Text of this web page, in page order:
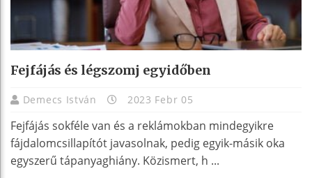
Fejfájás és légszomj egyidőben
Demecs István 2023 Febr 05
Fejfájás sokféle van és a reklámokban mindegyikre
fájdalomcsillapítót javasolnak, pedig egyik-másik oka
egyszerű tápanyaghiány. Közismert, h ...